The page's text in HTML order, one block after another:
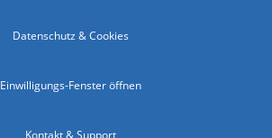
Datenschutz & Cookies
Einwilligungs-Fenster öffnen
Kontakt & Support